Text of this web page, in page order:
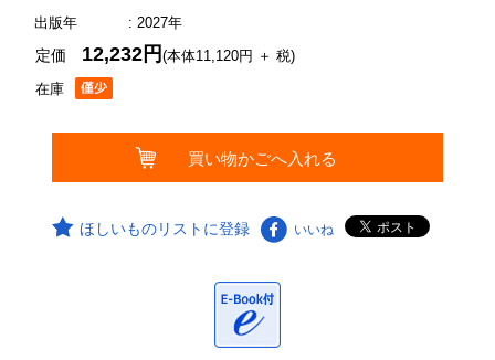
出版年
: 2027年
在庫
定価 12,232円(本体11,120円 ＋ 税)
ほしいものリストに登録 いいね